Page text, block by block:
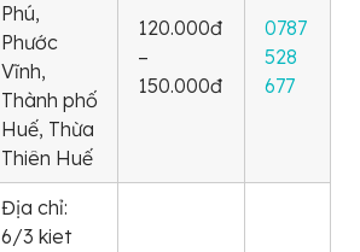
Phú,
Phước
Vĩnh,
Thành phố
Huế, Thừa
Thiên Huế
120.000đ
–
150.000đ
0787
528
677
Địa chỉ:
6/3 kiet